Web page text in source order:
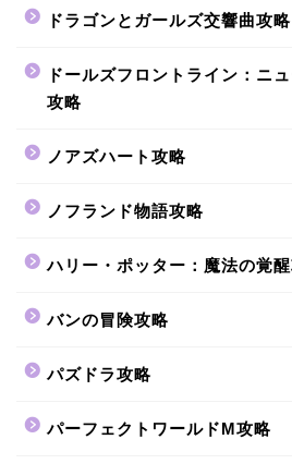
ドラゴンとガールズ交響曲攻略
ドールズフロントライン：ニ
攻略
ノアズハート攻略
ノフランド物語攻略
ハリー・ポッター：魔法の覚
バンの冒険攻略
パズドラ攻略
パーフェクトワールドM攻略